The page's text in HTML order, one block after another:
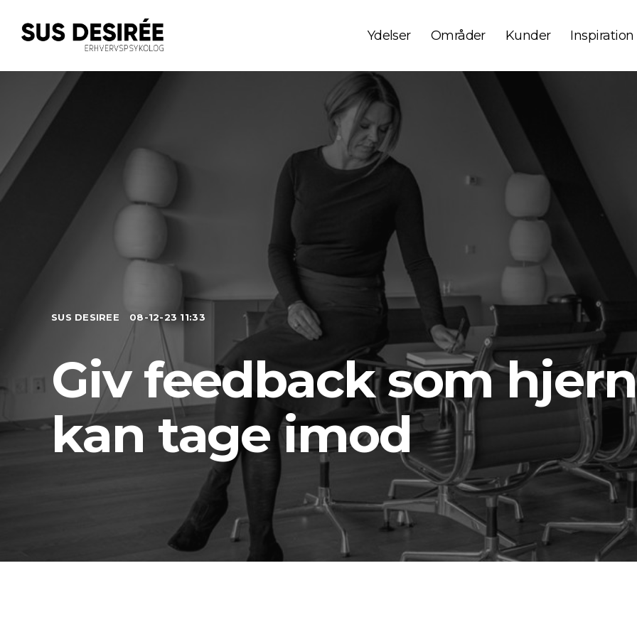
Ydelser Områder Kunder Inspiration
SUS DESIREE 08-12-23 11:33
Giv feedback som
kan tage imod